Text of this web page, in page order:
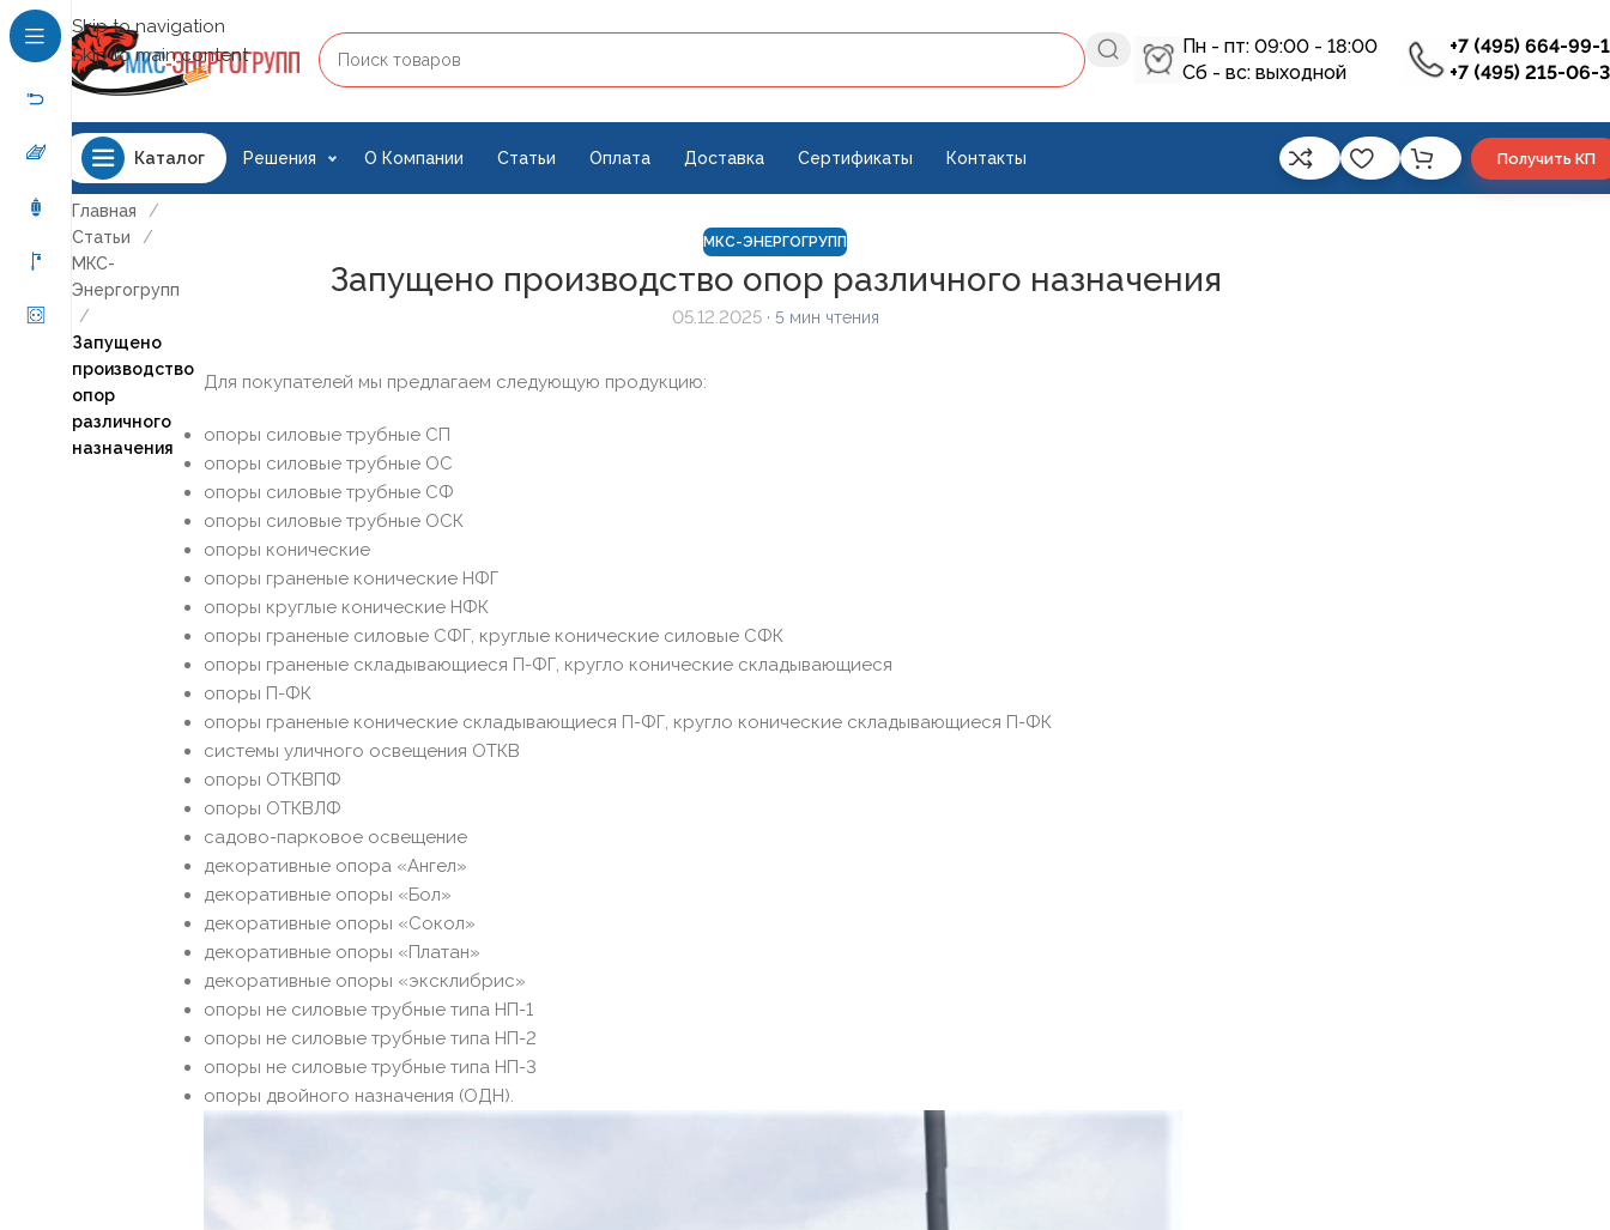
Skip to navigation
Skip to main content
Пн - пт: 09:00 - 18:00
Сб - вс: выходной
+7 (495) 664-99-
+7 (495) 215-06-
Каталог Решения О Компании Статьи Оплата Доставка Сертификаты Контакты Получить КП
Главная
/
Статьи
/
МКС-
Энергогрупп
/
Запущено
производство
опор
различного
назначения
МКС-ЭНЕРГОГРУПП
Запущено производство опор различного назначения
05.12.2025· 5 мин чтения
Для покупателей мы предлагаем следующую продукцию:
опоры силовые трубные СП
опоры силовые трубные ОС
опоры силовые трубные СФ
опоры силовые трубные ОСК
опоры конические
опоры граненые конические НФГ
опоры круглые конические НФК
опоры граненые силовые СФГ, круглые конические силовые СФК
опоры граненые складывающиеся П-ФГ, кругло конические складывающиеся
опоры П-ФК
опоры граненые конические складывающиеся П-ФГ, кругло конические складывающиеся П-ФК
системы уличного освещения ОТКВ
опоры ОТКВПФ
опоры ОТКВЛФ
садово-парковое освещение
декоративные опора «Ангел»
декоративные опоры «Бол»
декоративные опоры «Сокол»
декоративные опоры «Платан»
декоративные опоры «эксклибрис»
опоры не силовые трубные типа НП-1
опоры не силовые трубные типа НП-2
опоры не силовые трубные типа НП-3
опоры двойного назначения (ОДН).